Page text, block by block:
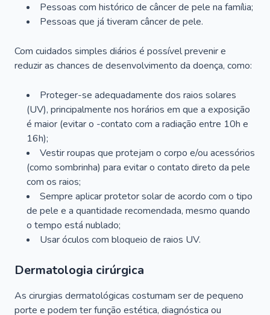
Pessoas com histórico de câncer de pele na família;
Pessoas que já tiveram câncer de pele.
Com cuidados simples diários é possível prevenir e
reduzir as chances de desenvolvimento da doença, como:
Proteger-se adequadamente dos raios solares
(UV), principalmente nos horários em que a exposição
é maior (evitar o -contato com a radiação entre 10h e
16h);
Vestir roupas que protejam o corpo e/ou acessórios
(como sombrinha) para evitar o contato direto da pele
com os raios;
Sempre aplicar protetor solar de acordo com o tipo
de pele e a quantidade recomendada, mesmo quando
o tempo está nublado;
Usar óculos com bloqueio de raios UV.
Dermatologia cirúrgica
As cirurgias dermatológicas costumam ser de pequeno
porte e podem ter função estética, diagnóstica ou